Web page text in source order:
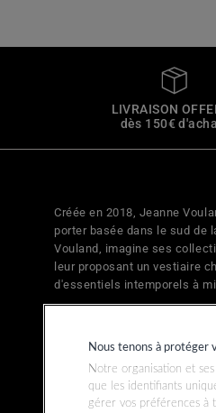
LIVRAISON
dès 150€
Créée en 2018, Jeanne
porter basée dans le sud de
Vouland, imagine ses
leur proposant un vestiaire
d'essentiels intemporels à
Nous tenons à protéger
Notre organisation et
que les identifiants
gérer vos préférences à